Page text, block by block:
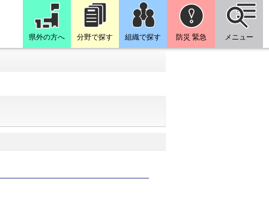
県外の方へ 分野で探す 組織で探す 防災 緊急 メニュー